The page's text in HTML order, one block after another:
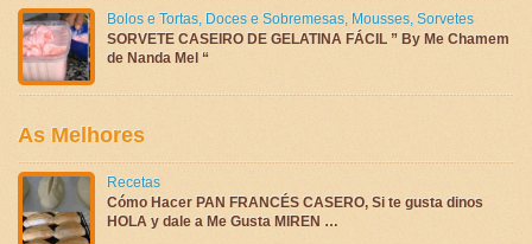
Bolos e Tortas, Doces e Sobremesas, Mousses, Sorvetes
SORVETE CASEIRO DE GELATINA FÁCIL ” By Me Chamem
de Nanda Mel “
As Melhores
Recetas
Cómo Hacer PAN FRANCÉS CASERO, Si te gusta dinos
HOLA y dale a Me Gusta MIREN …